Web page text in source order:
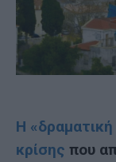
Η
κρίσης που